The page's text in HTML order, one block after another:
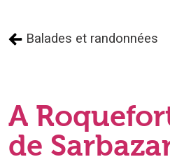
Balades et randonnées
A
de